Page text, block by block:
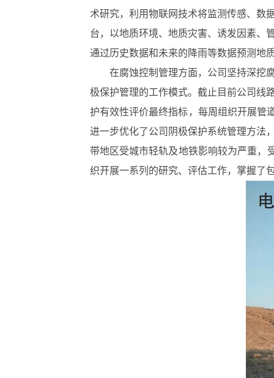
术研究，利用物联网技术将监测传感、数
台，以地质环境、地质灾害、诱发因素、
通过历史数据和未来的降雨等数据预测地
在腐蚀控制管理方面，公司坚持深挖
极保护管理的工作模式。截止目前公司线
护有效性评价最终指标，每周组织开展管
进一步优化了公司阴极保护系统管理方法
带地区受城市轻轨及地铁影响较为严重，
织开展一系列的研究、评估工作，掌握了